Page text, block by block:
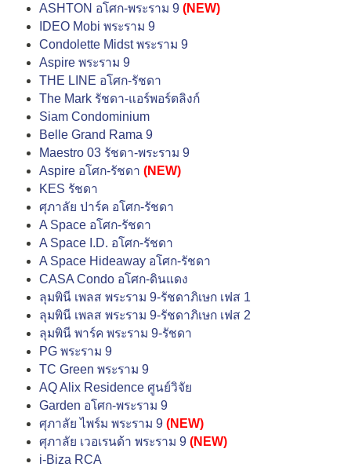
ASHTON อโศก-พระราม 9 (NEW)
IDEO Mobi พระราม 9
Condolette Midst พระราม 9
Aspire พระราม 9
THE LINE อโศก-รัชดา
The Mark รัชดา-แอร์พอร์ตลิงก์
Siam Condominium
Belle Grand Rama 9
Maestro 03 รัชดา-พระราม 9
Aspire อโศก-รัชดา (NEW)
KES รัชดา
ศุภาลัย ปาร์ค อโศก-รัชดา
A Space อโศก-รัชดา
A Space I.D. อโศก-รัชดา
A Space Hideaway อโศก-รัชดา
CASA Condo อโศก-ดินแดง
ลุมพินี เพลส พระราม 9-รัชดาภิเษก เฟส 1
ลุมพินี เพลส พระราม 9-รัชดาภิเษก เฟส 2
ลุมพินี พาร์ค พระราม 9-รัชดา
PG พระราม 9
TC Green พระราม 9
AQ Alix Residence ศูนย์วิจัย
Garden อโศก-พระราม 9
ศุภาลัย ไพร์ม พระราม 9 (NEW)
ศุภาลัย เวอเรนด้า พระราม 9 (NEW)
i-Biza RCA